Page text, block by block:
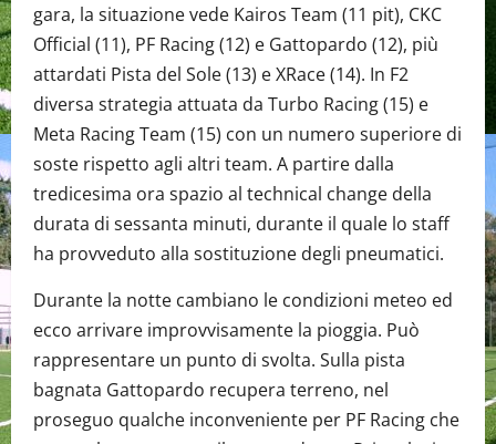
gara, la situazione vede Kairos Team (11 pit), CKC
Official (11), PF Racing (12) e Gattopardo (12), più
attardati Pista del Sole (13) e XRace (14). In F2
diversa strategia attuata da Turbo Racing (15) e
Meta Racing Team (15) con un numero superiore di
soste rispetto agli altri team. A partire dalla
tredicesima ora spazio al technical change della
durata di sessanta minuti, durante il quale lo staff
ha provveduto alla sostituzione degli pneumatici.
Durante la notte cambiano le condizioni meteo ed
ecco arrivare improvvisamente la pioggia. Può
rappresentare un punto di svolta. Sulla pista
bagnata Gattopardo recupera terreno, nel
proseguo qualche inconveniente per PF Racing che